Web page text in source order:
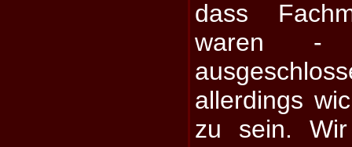
dass
waren -
allerdings
zu sein.